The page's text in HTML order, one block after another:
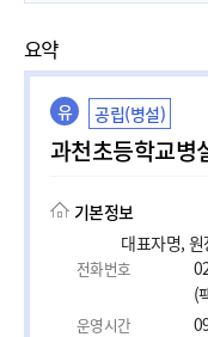
요약
유 공립(병설)
과천초등학교병
기본정보
대표자명,
전화번호
(
운영시간